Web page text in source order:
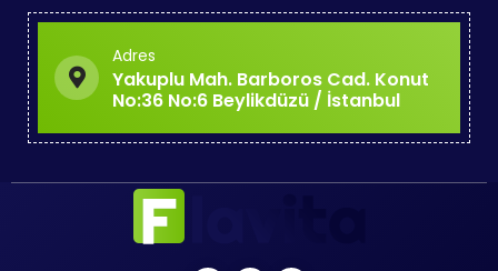
Adres
Yakuplu Mah. Barboros Cad. Konut
No:36 No:6 Beylikdüzü / İstanbul